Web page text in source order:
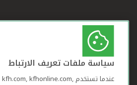
سياسة ملفات تعريف الارتباط